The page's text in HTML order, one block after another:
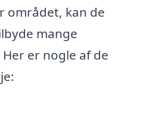
området, kan de
mange
er nogle af de